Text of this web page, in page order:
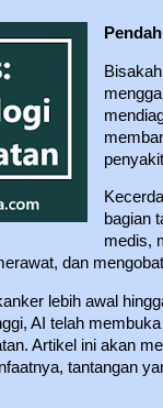
bagian
medis,
dan
lebih awal
AI telah
Artikel ini akan
tantangan